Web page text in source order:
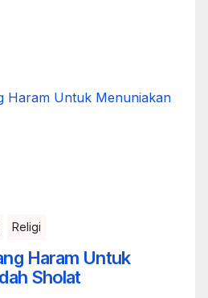
Religi
Haram Untuk
Sholat